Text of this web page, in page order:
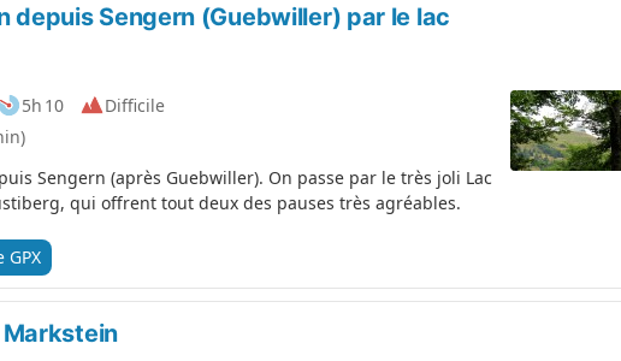
depuis Sengern (Guebwiller) par le lac
5h 10
Difficile
Sengern (après Guebwiller). On passe par le très joli Lac
qui offrent tout deux des pauses très agréables.
Markstein